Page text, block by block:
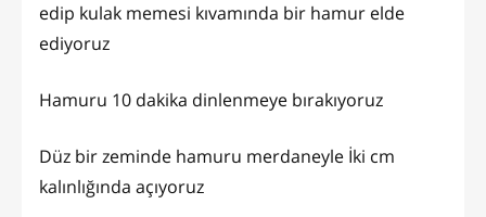
edip kulak memesi kıvamında bir hamur elde
ediyoruz
Hamuru 10 dakika dinlenmeye bırakıyoruz
Düz bir zeminde hamuru merdaneyle İki cm
kalınlığında açıyoruz